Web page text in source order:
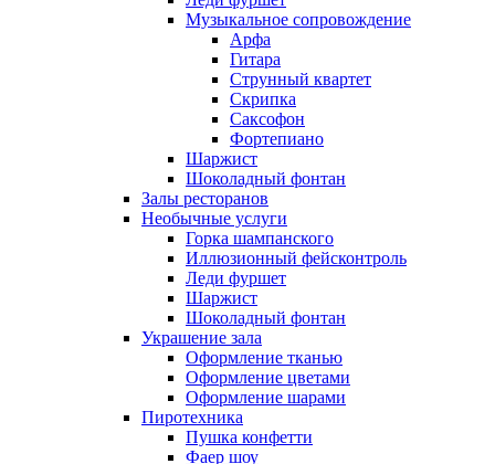
Музыкальное сопровождение
Арфа
Гитара
Струнный квартет
Скрипка
Саксофон
Фортепиано
Шаржист
Шоколадный фонтан
Залы ресторанов
Необычные услуги
Горка шампанского
Иллюзионный фейсконтроль
Леди фуршет
Шаржист
Шоколадный фонтан
Украшение зала
Оформление тканью
Оформление цветами
Оформление шарами
Пиротехника
Пушка конфетти
Фаер шоу